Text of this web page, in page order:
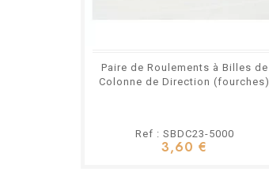
Paire de Roulements à Billes de
Colonne de Direction (fourches)
Ref : SBDC23-5000
3,60 €